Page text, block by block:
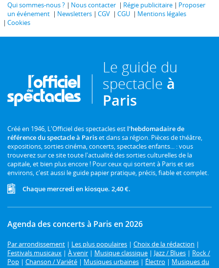
Qui sommes-nous ? Nous contacter Régie publicitaire
Proposer
un événement
Newsletters CGV CGU
Mentions légales
Cookies
Le guide du
spectacle à
Paris
Créé en 1946, L'Officiel des spectacles est l'hebdomadaire de
référence du spectacle à Pariset dans sa région. Pièces de théâtre,
expositions, sorties cinéma, concerts, spectacles enfants... : vous
trouverez sur ce site toute l'actualité des sorties culturelles de la
capitale, et bien plus encore ! Pour ceux qui sortent à Paris et ses
environs, c'est aussi le guide papier pratique, précis, fiable et complet.
Chaque mercredi en kiosque. 2,40 €.
Agenda des concerts à Paris en 2026
Par arrondissement | Les plus populaires | Choix de la rédaction |
Festivals musicaux | À venir | Musique classique | Jazz / Blues | Rock /
Pop | Chanson / Variété | Musiques urbaines | Électro | Musiques du